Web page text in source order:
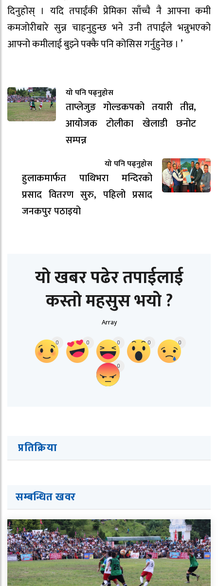
दिनुहोस् । यदि तपाईंकी प्रेमिका साँच्चै नै आफ्ना कमी
कमजोरीबारे सुन्न चाहनुहुन्छ भने उनी तपाईंले भन्नुभएको
आफ्नो कमीलाई बुझ्ने पक्कै पनि कोसिस गर्नुहुनेछ । ’
यो पनि पढ्नुहोस
ताप्लेजुङ गोल्डकपको तयारी तीव्र,
आयोजक टोलीका खेलाडी छनोट
सम्पन्न
यो पनि पढ्नुहोस
हुलाकमार्फत पाथिभरा मन्दिरको
प्रसाद वितरण सुरु, पहिलो प्रसाद
जनकपुर पठाइयो
यो खबर पढेर तपाईलाई
कस्तो महसुस भयो ?
Array
0 0 0 0 0
0
प्रतिक्रिया
सम्बन्धित खवर